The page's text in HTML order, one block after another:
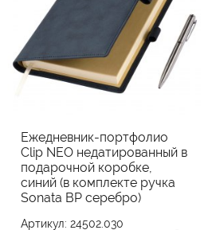
Ежедневник-портфолио
Clip NEO недатированный в
подарочной коробке,
синий (в комплекте ручка
Sonata BP серебро)
Артикул: 24502.030